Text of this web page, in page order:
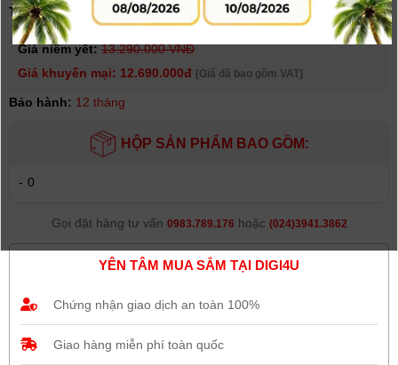
Tình trạng:
Hết hàng
Giá niêm yết: 13.290.000 VNĐ
Giá khuyến mại: 12.690.000đ [Giá đã bao gồm VAT]
Bảo hành: 12 tháng
HỘP SẢN PHẨM BAO GỒM:
- 0
Gọi đặt hàng tư vấn 0983.789.176 hoặc (024)3941.3862
YÊN TÂM MUA SẮM TẠI DIGI4U
Chứng nhận giao dịch an toàn 100%
Giao hàng miễn phí toàn quốc